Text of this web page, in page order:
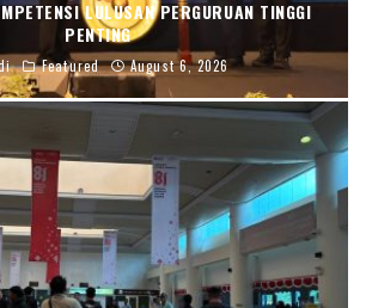
LULUSAN PERGURUAN TINGGI
PENTING
Featured August 6, 2026